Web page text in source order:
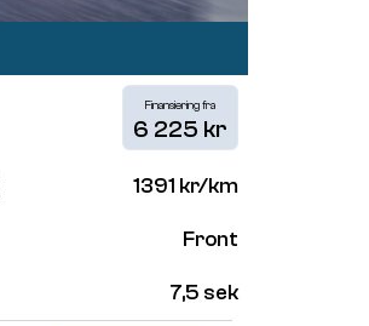
Finansiering fra
6 225 kr
1391 kr/km
Front
7,5 sek